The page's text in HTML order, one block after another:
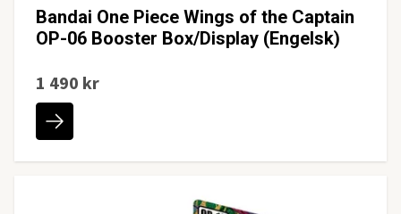
Bandai One Piece Wings of the Captain
OP-06 Booster Box/Display (Engelsk)
1 490 kr